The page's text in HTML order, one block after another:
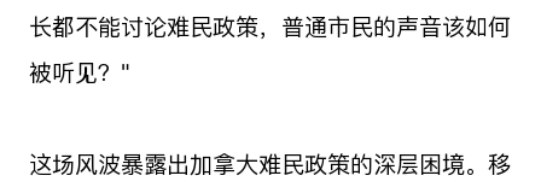
长都不能讨论难民政策，普通市民的声音该如何
被听见？"
这场风波暴露出加拿大难民政策的深层困境。移